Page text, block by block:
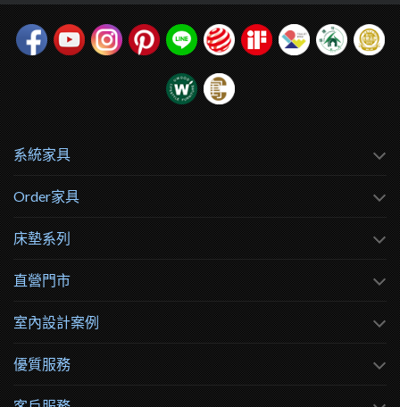
系統家具
Order家具
床墊系列
直營門市
室內設計案例
優質服務